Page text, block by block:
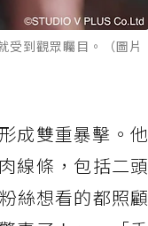
受到觀眾矚目。（圖片
成雙重暴擊。他
線條，包括二頭
絲想看的都照顧